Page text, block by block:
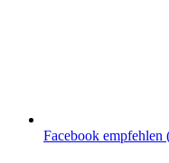
Facebook empfehlen